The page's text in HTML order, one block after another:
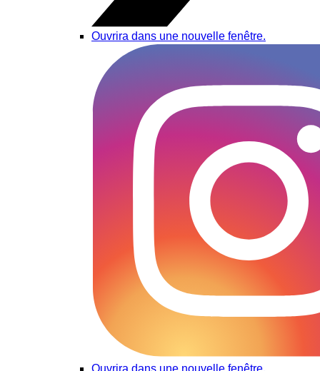
Ouvrira dans une nouvelle fenêtre.
Ouvrira dans une nouvelle fenêtre.